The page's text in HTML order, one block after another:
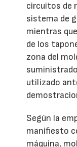
circuitos de
sistema de
mientras
de los
zona del
utilizado
Según la
manifiesto
máquina,